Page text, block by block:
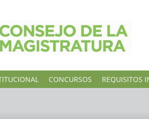
CONCURSOS REQUISITOS